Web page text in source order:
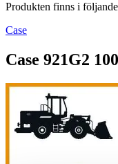
Produkten finns i
Case
Case 921G2